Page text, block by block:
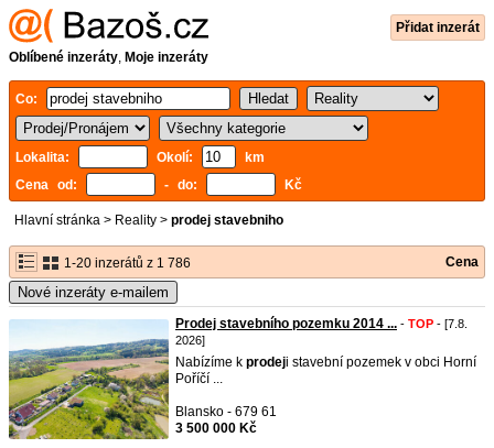
Přidat inzerát
Oblíbené inzeráty, Moje inzeráty
Co:
Lokalita: Okolí:
km
Cena od:
- do: Kč
Hlavní stránka > Reality > prodej stavebniho
1-20 inzerátů z 1 786 Cena
Nové inzeráty e-mailem
Prodej stavebního pozemku 2014 ... - TOP - [7.8.
2026]
Nabízíme k prodeji stavební pozemek v obci Horní
Poříčí ...
Blansko - 679 61
3 500 000 Kč